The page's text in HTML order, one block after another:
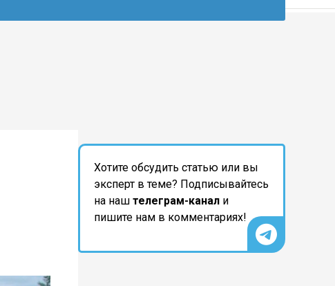
Хотите обсудить статью или вы
эксперт в теме? Подписывайтесь
на наш телеграм-канал и
пишите нам в комментариях!